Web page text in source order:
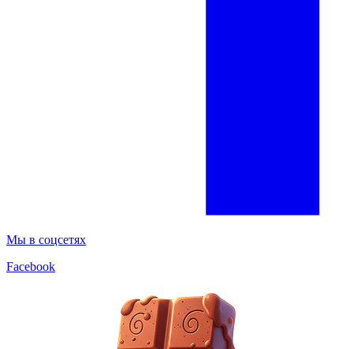
Мы в соцсетях
Facebook